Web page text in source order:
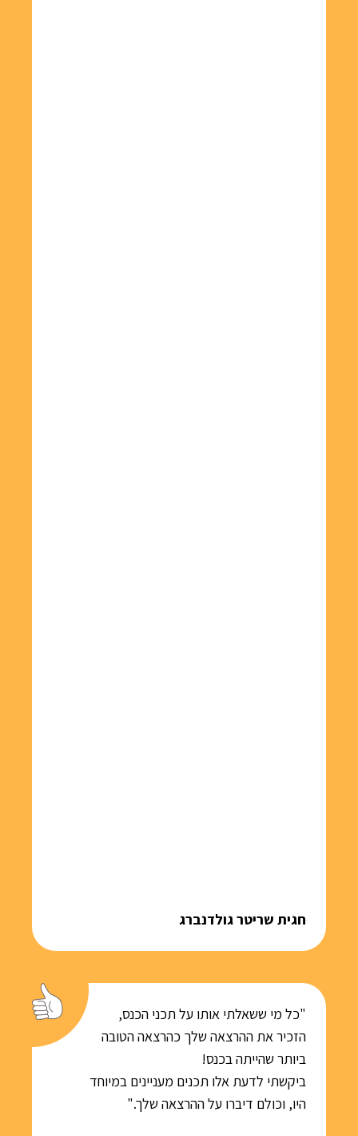
חגית שריטר גולדנברג
"כל מי ששאלתי אותו על תכני הכנס,
הזכיר את ההרצאה שלך כהרצאה הטובה
ביותר שהייתה בכנס!
ביקשתי לדעת אלו תכנים מעניינים במיוחד
היו, וכולם דיברו על ההרצאה שלך."